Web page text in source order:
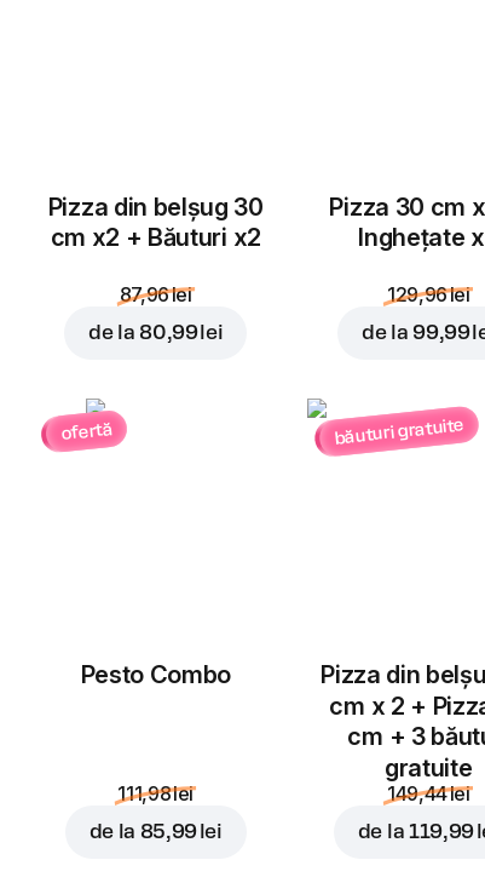
Adaugă topping
3,00 lei
4,00 lei
Ciuperci
3,00 lei
Pizza din belșug 30
cm x2 + Băuturi x2
87,96 lei
de la 80,99 lei
Pizza 30 cm
Inghețate
129,96 lei
de la 99,99
ofertă
Pesto Combo
111,98 lei
de la 85,99 lei
băuturi gratuite
Pizza din
cm x 2 +
cm + 3
gratuite
149,44 lei
de la 119,99